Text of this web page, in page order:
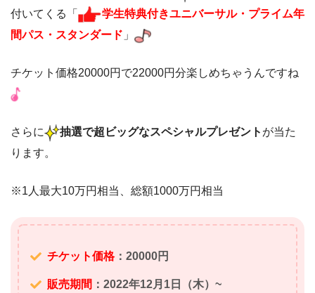
付いてくる「
学生特典付きユニバーサル・プライム年
間パス・スタンダード 」
チケット価格20000円で22000円分楽しめちゃうんですね
さらに 抽選で超ビッグなスペシャルプレゼント が当た
ります。
※1人最大10万円相当、総額1000万円相当
チケット価格：20000円
販売期間 ：2022年12月1日（木）~